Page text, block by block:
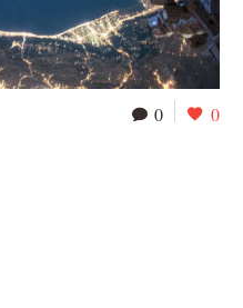
0 0